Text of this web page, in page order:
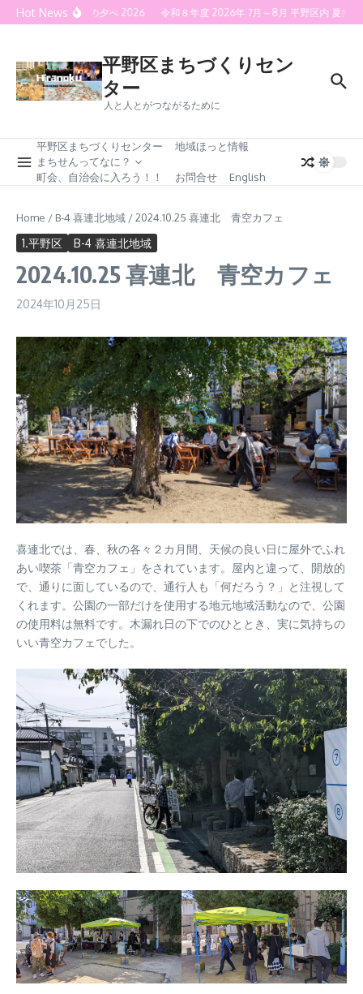
Skip to content
Hot News喜連灯火の夕べ 2026 令和８年度 2026年 7月～8月 平野区内 夏祭
平野区まちづくりセン
ター
人と人とがつながるために
平野区まちづくりセンター
地域ほっと情報
まちせんってなに？
町会、自治会に入ろう！！
お問合せ English
Home / B-4 喜連北地域 /2024.10.25 喜連北 青空カフェ
1.平野区 B-4 喜連北地域
2024.10.25 喜連北 青空カフェ
2024年10月25日
喜連北では、春、秋の各々２カ月間、天候の良い日に屋外でふれ
あい喫茶「青空カフェ」をされています。屋内と違って、開放的
で、通りに面しているので、通行人も「何だろう？」と注視して
くれます。公園の一部だけを使用する地元地域活動なので、公園
の使用料は無料です。木漏れ日の下でのひととき、実に気持ちの
いい青空カフェでした。